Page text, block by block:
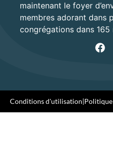
maintenant le foyer
membres adorant dans
congrégations dans
Conditions d'utilisation|